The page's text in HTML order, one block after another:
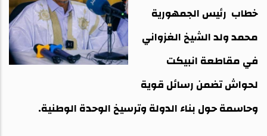
خطاب رئيس الجمهورية
محمد ولد الشيخ الغزواني
في مقاطعة انبيكت
لحواش تضمن رسائل قوية
وحاسمة حول بناء الدولة وترسيخ الوحدة الوطنية.